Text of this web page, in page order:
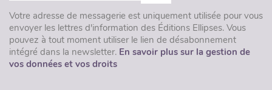
Votre adresse de messagerie est uniquement utilisée pour vous
envoyer les lettres d'information des Éditions Ellipses. Vous
pouvez à tout moment utiliser le lien de désabonnement
intégré dans la newsletter. En savoir plus sur la gestion de
vos données et vos droits